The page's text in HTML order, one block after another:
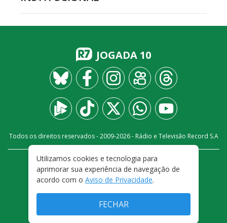
JOGADA 10
Todos os direitos reservados - 2009-2026- Rádio e Televisão Record S.A
FALE CONOSCO
PRIVACIDADE
TERMOS E CONDIÇÕES DE USO
Utilizamos cookies e tecnologia para
aprimorar sua experiência de navegação de
acordo com o Aviso de Privacidade.
FECHAR